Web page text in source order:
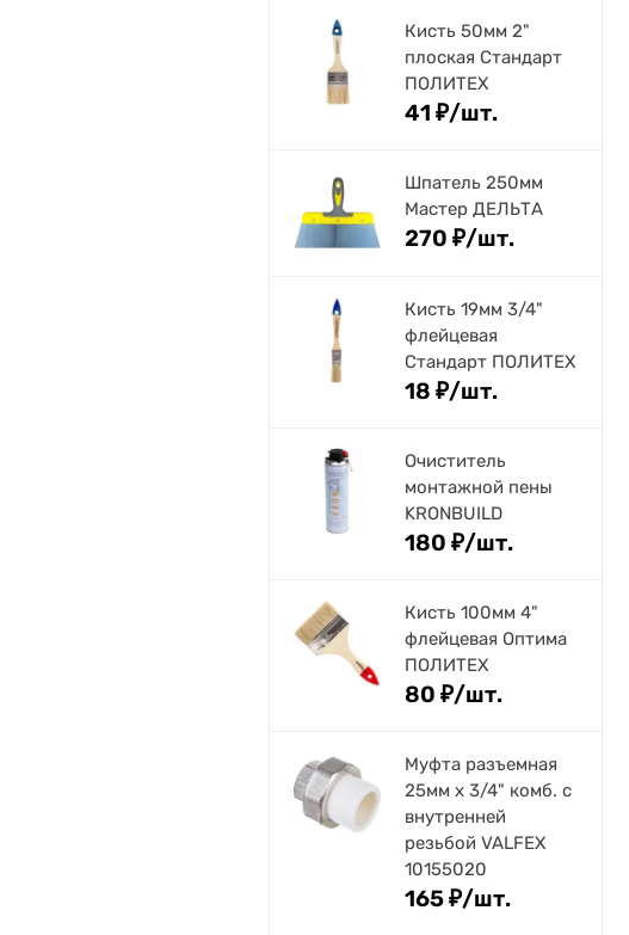
Кисть 50мм 2"
плоская Стандарт
ПОЛИТЕХ
41 ₽/шт.
Шпатель 250мм
Мастер ДЕЛЬТА
270 ₽/шт.
Кисть 19мм 3/4"
флейцевая
Стандарт ПОЛИТЕХ
18 ₽/шт.
Очиститель
монтажной пены
KRONBUILD
180 ₽/шт.
Кисть 100мм 4"
флейцевая Оптима
ПОЛИТЕХ
80 ₽/шт.
Муфта разъемная
25мм х 3/4" комб. с
внутренней
резьбой VALFEX
10155020
165₽/шт.